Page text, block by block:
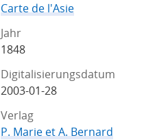
Carte de l'Asie
Jahr
1848
Digitalisierungsdatum
2003-01-28
Verlag
P. Marie et A. Bernard